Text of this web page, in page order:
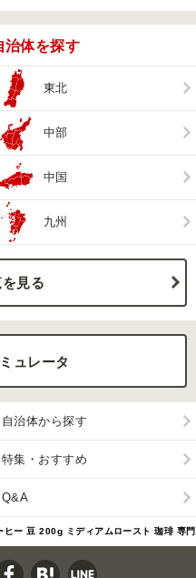
治体を探す
東北
中部
中国
九州
見る
ュレータ
自治体から探す
特集・おすすめ
Q&A
ヒー 豆 200g ミディアムロースト 珈琲 専門
豆